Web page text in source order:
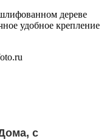
дереве
удобное крепление
с